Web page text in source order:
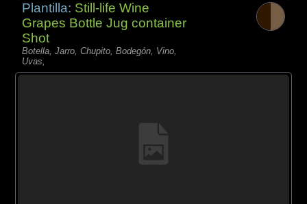
Plantilla: Still-life Wine
Grapes Bottle Jug container
Shot
Botella, Jarro, Chupito, Bodegón, Vino,
Uvas,